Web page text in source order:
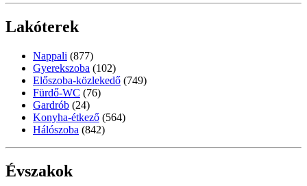
Lakóterek
Nappali (877)
Gyerekszoba (102)
Előszoba-közlekedő (749)
Fürdő-WC (76)
Gardrób (24)
Konyha-étkező (564)
Hálószoba (842)
Évszakok